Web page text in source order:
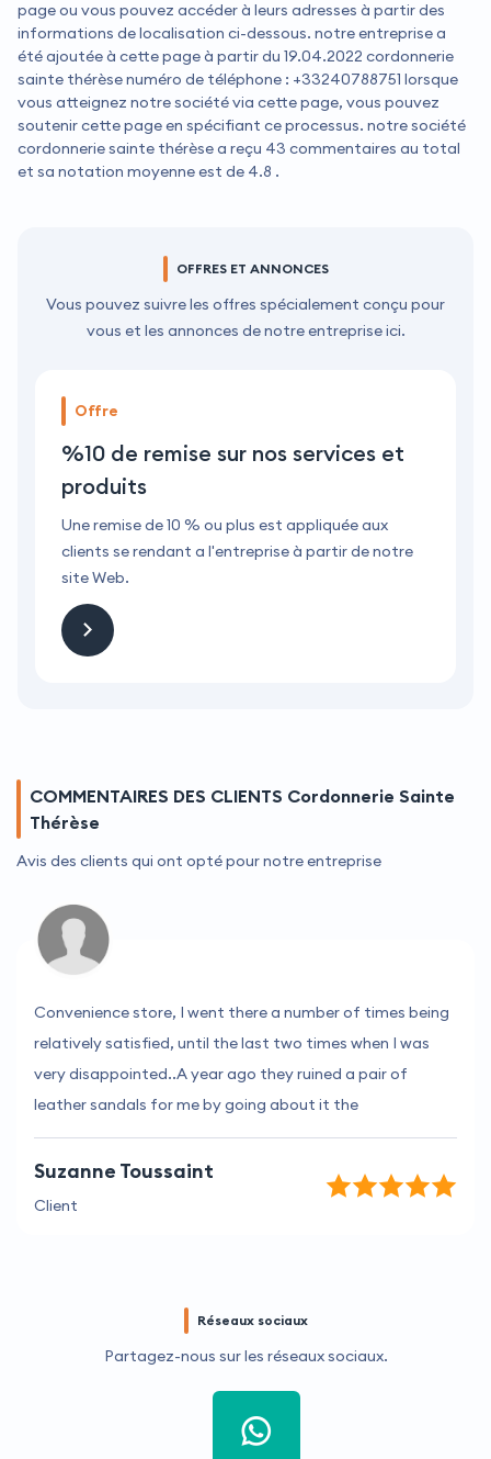
page ou vous pouvez accéder à leurs adresses à partir des
informations de localisation ci-dessous. notre entreprise a
été ajoutée à cette page à partir du 19.04.2022 cordonnerie
sainte thérèse numéro de téléphone : +33240788751 lorsque
vous atteignez notre société via cette page, vous pouvez
soutenir cette page en spécifiant ce processus. notre société
cordonnerie sainte thérèse a reçu 43 commentaires au total
et sa notation moyenne est de 4.8 .
OFFRES ET ANNONCES
Vous pouvez suivre les offres spécialement conçu pour
vous et les annonces de notre entreprise ici.
Offre
%10 de remise sur nos services et
produits
Une remise de 10 % ou plus est appliquée aux
clients se rendant a l'entreprise à partir de notre
site Web.
COMMENTAIRES DES CLIENTS Cordonnerie Sainte
Thérèse
Avis des clients qui ont opté pour notre entreprise
Convenience store, I went there a number of times being
relatively satisfied, until the last two times when I was
very disappointed..A year ago they ruined a pair of
leather sandals for me by going about it the
Suzanne Toussaint
Client
Réseaux sociaux
Partagez-nous sur les réseaux sociaux.